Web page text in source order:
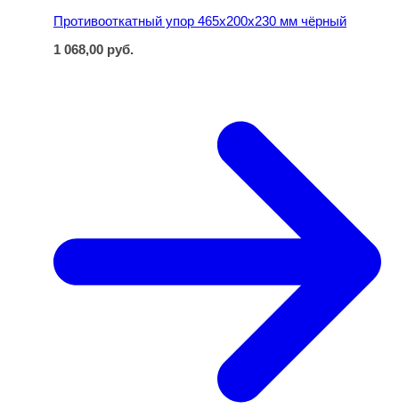
Противооткатный упор 465х200х230 мм чёрный
1 068,00 руб.